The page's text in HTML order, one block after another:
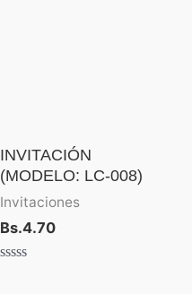
INVITACIÓN
(MODELO: LC-008)
Invitaciones
Bs.4.70